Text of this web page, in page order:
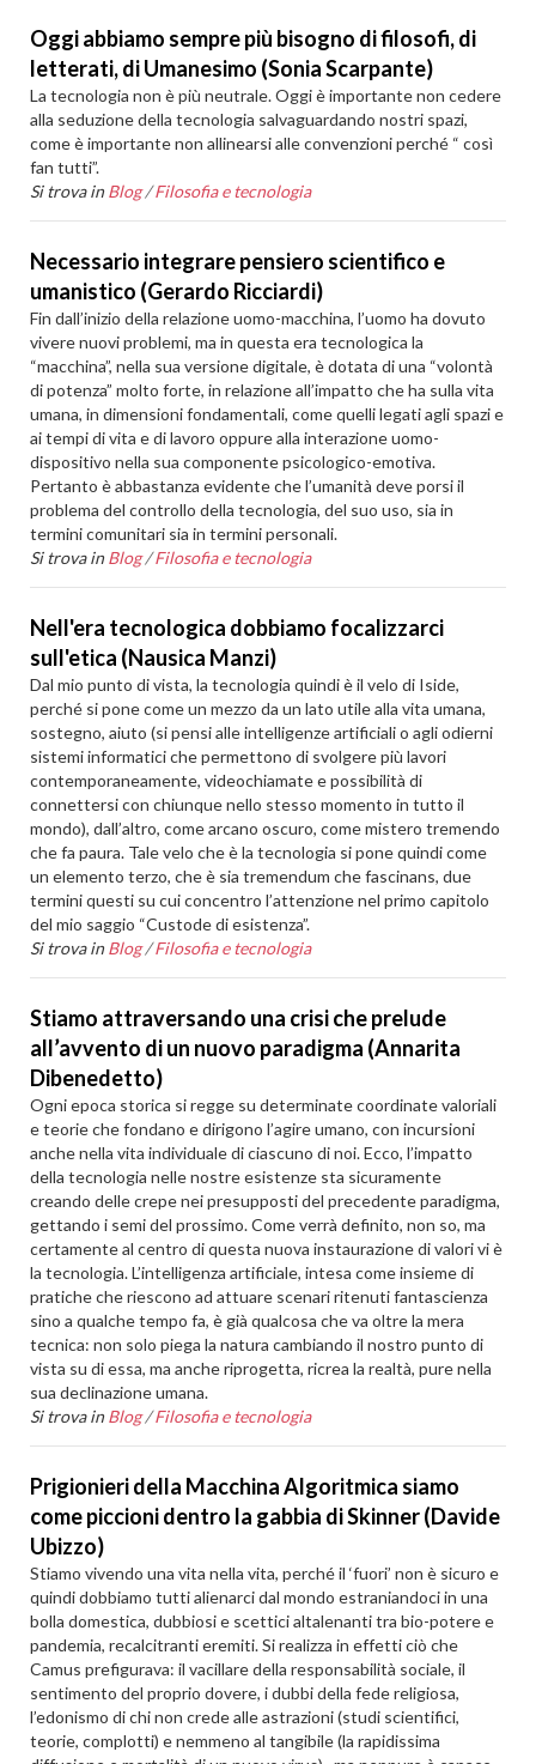
Oggi abbiamo sempre più bisogno di filosofi, di
letterati, di Umanesimo (Sonia Scarpante)
La tecnologia non è più neutrale. Oggi è importante non cedere
alla seduzione della tecnologia salvaguardando nostri spazi,
come è importante non allinearsi alle convenzioni perché “ così
fan tutti”.
Si trova in Blog /Filosofia e tecnologia
Necessario integrare pensiero scientifico e
umanistico (Gerardo Ricciardi)
Fin dall’inizio della relazione uomo-macchina, l’uomo ha dovuto
vivere nuovi problemi, ma in questa era tecnologica la
“macchina”, nella sua versione digitale, è dotata di una “volontà
di potenza” molto forte, in relazione all’impatto che ha sulla vita
umana, in dimensioni fondamentali, come quelli legati agli spazi e
ai tempi di vita e di lavoro oppure alla interazione uomo-
dispositivo nella sua componente psicologico-emotiva.
Pertanto è abbastanza evidente che l’umanità deve porsi il
problema del controllo della tecnologia, del suo uso, sia in
termini comunitari sia in termini personali.
Si trova in Blog /Filosofia e tecnologia
Nell'era tecnologica dobbiamo focalizzarci
sull'etica (Nausica Manzi)
Dal mio punto di vista, la tecnologia quindi è il velo di Iside,
perché si pone come un mezzo da un lato utile alla vita umana,
sostegno, aiuto (si pensi alle intelligenze artificiali o agli odierni
sistemi informatici che permettono di svolgere più lavori
contemporaneamente, videochiamate e possibilità di
connettersi con chiunque nello stesso momento in tutto il
mondo), dall’altro, come arcano oscuro, come mistero tremendo
che fa paura. Tale velo che è la tecnologia si pone quindi come
un elemento terzo, che è sia tremendum che fascinans, due
termini questi su cui concentro l’attenzione nel primo capitolo
del mio saggio “Custode di esistenza”.
Si trova in Blog /Filosofia e tecnologia
Stiamo attraversando una crisi che prelude
all’avvento di un nuovo paradigma (Annarita
Dibenedetto)
Ogni epoca storica si regge su determinate coordinate valoriali
e teorie che fondano e dirigono l’agire umano, con incursioni
anche nella vita individuale di ciascuno di noi. Ecco, l’impatto
della tecnologia nelle nostre esistenze sta sicuramente
creando delle crepe nei presupposti del precedente paradigma,
gettando i semi del prossimo. Come verrà definito, non so, ma
certamente al centro di questa nuova instaurazione di valori vi è
la tecnologia. L’intelligenza artificiale, intesa come insieme di
pratiche che riescono ad attuare scenari ritenuti fantascienza
sino a qualche tempo fa, è già qualcosa che va oltre la mera
tecnica: non solo piega la natura cambiando il nostro punto di
vista su di essa, ma anche riprogetta, ricrea la realtà, pure nella
sua declinazione umana.
Si trova in Blog /Filosofia e tecnologia
Prigionieri della Macchina Algoritmica siamo
come piccioni dentro la gabbia di Skinner (Davide
Ubizzo)
Stiamo vivendo una vita nella vita, perché il ‘fuori’ non è sicuro e
quindi dobbiamo tutti alienarci dal mondo estraniandoci in una
bolla domestica, dubbiosi e scettici altalenanti tra bio-potere e
pandemia, recalcitranti eremiti. Si realizza in effetti ciò che
Camus prefigurava: il vacillare della responsabilità sociale, il
sentimento del proprio dovere, i dubbi della fede religiosa,
l’edonismo di chi non crede alle astrazioni (studi scientifici,
teorie, complotti) e nemmeno al tangibile (la rapidissima